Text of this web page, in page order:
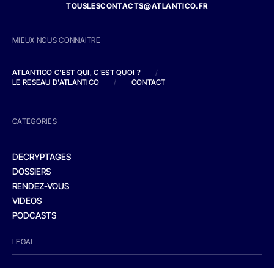
TOUSLESCONTACTS@ATLANTICO.FR
MIEUX NOUS CONNAITRE
ATLANTICO C'EST QUI, C'EST QUOI ?
/
LE RESEAU D'ATLANTICO
/ CONTACT
CATEGORIES
DECRYPTAGES
DOSSIERS
RENDEZ-VOUS
VIDEOS
PODCASTS
LEGAL